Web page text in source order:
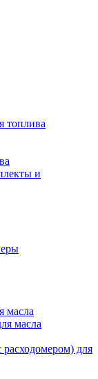
топлива
и
масла
масла
расходомером) для